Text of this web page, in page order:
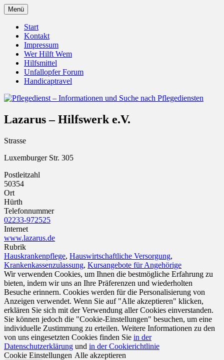
Zum
Inhalt
springen
Pflegedienst – Informationen
und Suche nach Pflegediensten
Unfallopfer – Hilfswerk
Menü
Start
Kontakt
Impressum
Wer Hilft Wem
Hilfsmittel
Unfallopfer Forum
Handicaptravel
Lazarus – Hilfswerk e.V.
Strasse
Luxemburger Str. 305
Postleitzahl
50354
Ort
Hürth
Telefonnummer
02233-972525
Internet
www.lazarus.de
Rubrik
Hauskrankenpflege, Hauswirtschaftliche Versorgung,
Krankenkassenzulassung, Kursangebote für Angehörige
Wir verwenden Cookies, um Ihnen die bestmögliche Erfahrung zu
bieten, indem wir uns an Ihre Präferenzen und wiederholten
Besuche erinnern. Cookies werden für die Personalisierung von
Anzeigen verwendet. Wenn Sie auf "Alle akzeptieren" klicken,
erklären Sie sich mit der Verwendung aller Cookies einverstanden.
Sie können jedoch die "Cookie-Einstellungen" besuchen, um eine
individuelle Zustimmung zu erteilen. Weitere Informationen zu den
von uns eingesetzten Cookies finden Sie in der
Datenschutzerklärung und in der Cookierichtlinie
Cookie Einstellungen Alle akzeptieren